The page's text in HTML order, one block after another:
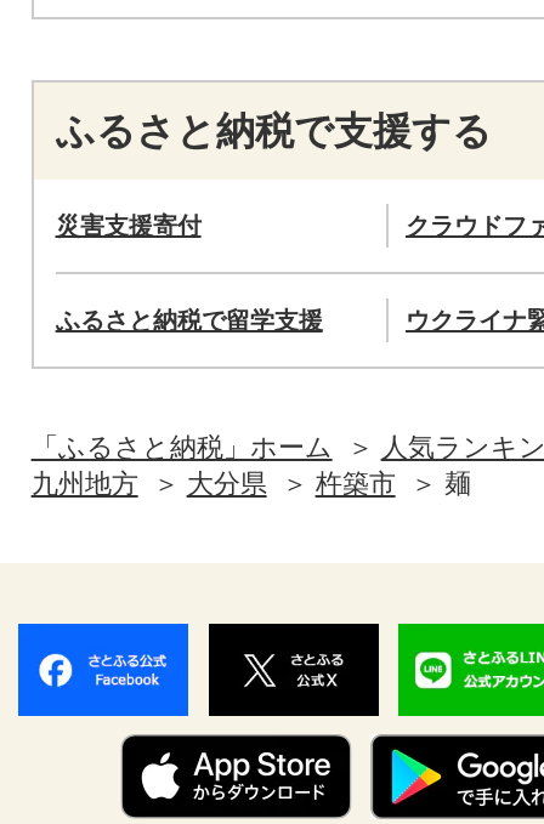
ふるさと納税で支援する
災害支援寄付 クラウドフ
ふるさと納税で留学支援 ウクライナ
「ふるさと納税」ホーム
人気ランキ
九州地方
大分県 杵築市 麺